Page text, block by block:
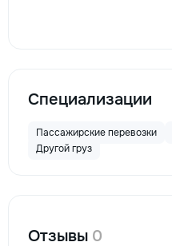
Специализации
Пассажирские перевозки
Другой груз
Отзывы 0